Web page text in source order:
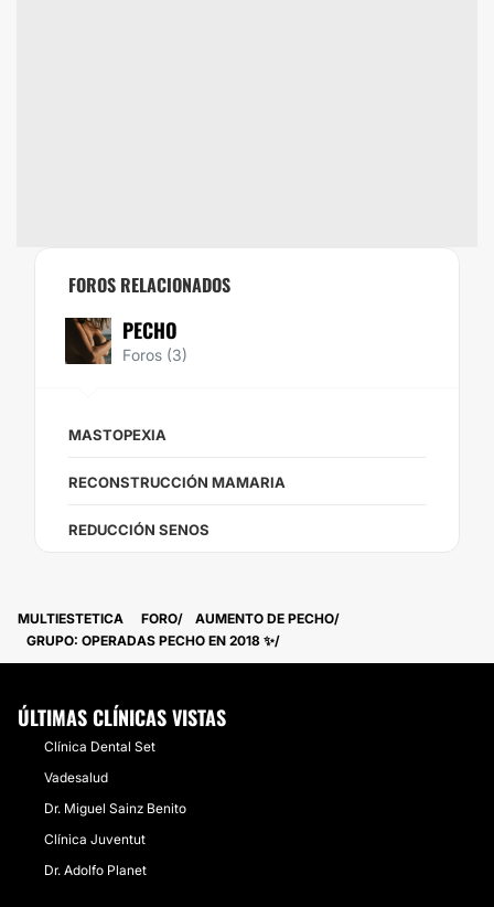
FOROS RELACIONADOS
PECHO
Foros (3)
MASTOPEXIA
RECONSTRUCCIÓN MAMARIA
REDUCCIÓN SENOS
MULTIESTETICA FORO
AUMENTO DE PECHO
GRUPO: OPERADAS PECHO EN 2018 ✨
ÚLTIMAS CLÍNICAS VISTAS
Clínica Dental Set
Vadesalud
Dr. Miguel Sainz Benito
Clínica Juventut
Dr. Adolfo Planet